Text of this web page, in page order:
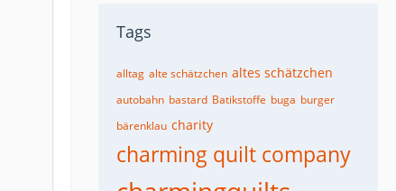
Tags
alltag alte schätzchen altes schätzchen
autobahn bastard Batikstoffe buga burger
bärenklau charity
charming quilt company